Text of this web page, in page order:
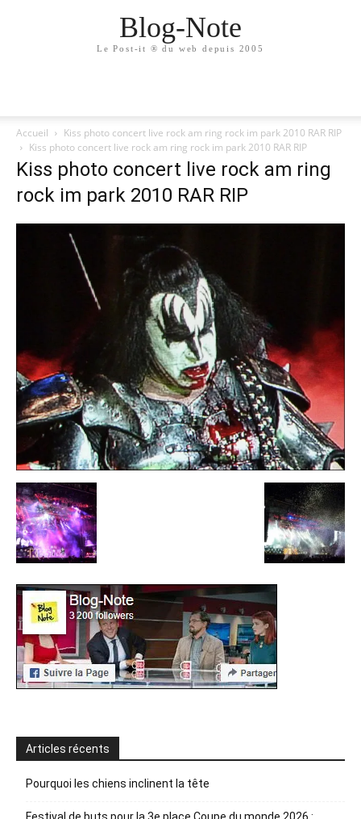
Blog-Note
Le Post-it ® du web depuis 2005
Accueil
Kiss photo concert live rock am ring rock im park 2010 RAR RIP
Kiss photo concert live rock am ring rock im park 2010 RAR RIP
Kiss photo concert live rock am ring
rock im park 2010 RAR RIP
Articles récents
Pourquoi les chiens inclinent la tête